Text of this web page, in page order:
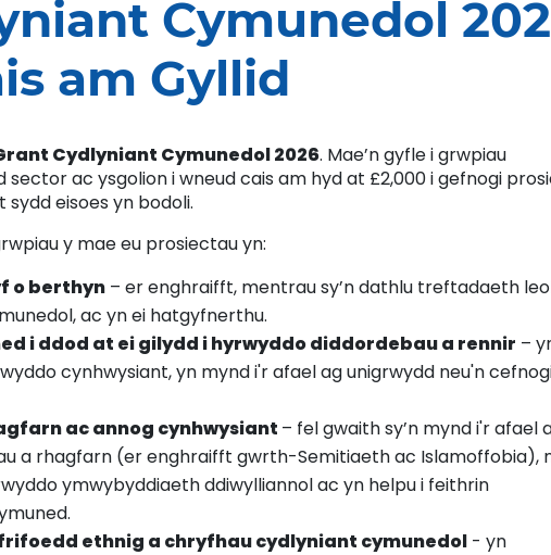
Cymunedol
am Gyllid
Cydlyniant Cymunedol 2026. Mae’n gyfle i grwpiau
sector ac ysgolion i wneud cais am hyd at £2,000 i gefnogi
eisoes yn bodoli.
y mae eu prosiectau yn:
o berthyn – er enghraifft, mentrau sy’n dathlu treftadaeth
ac yn ei hatgyfnerthu.
i ddod at ei gilydd i hyrwyddo diddordebau a rennir –
cynhwysiant, yn mynd i'r afael ag unigrwydd neu'n
ac annog cynhwysiant – fel gwaith sy’n mynd i'r afael
a rhagfarn (er enghraifft gwrth-Semitiaeth ac Islamoffobia),
ymwybyddiaeth ddiwylliannol ac yn helpu i feithrin
ethnig a chryfhau cydlyniant cymunedol - yn